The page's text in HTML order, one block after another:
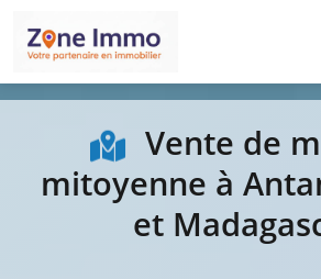
Vente de
mitoyenne à
et